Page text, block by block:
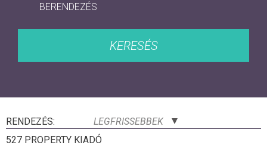
BERENDEZÉS
KERESÉS
RENDEZÉS:
LEGFRISSEBBEK
527 PROPERTY KIADÓ